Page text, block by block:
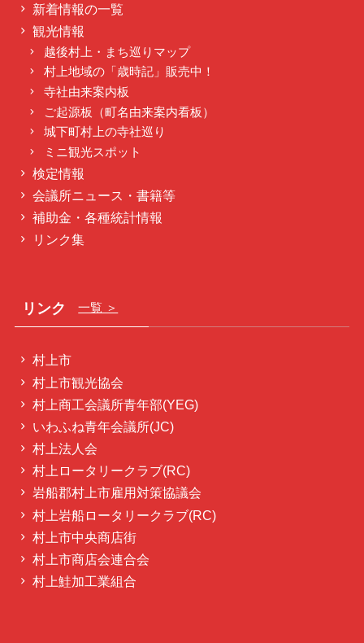
新着情報の一覧
観光情報
越後村上・まち巡りマップ
村上地域の「歳時記」販売中！
寺社由来案内板
ご起源板（町名由来案内看板）
城下町村上の寺社巡り
ミニ観光スポット
検定情報
会議所ニュース・書籍等
補助金・各種統計情報
リンク集
リンク
村上市
村上市観光協会
村上商工会議所青年部(YEG)
いわふね青年会議所(JC)
村上法人会
村上ロータリークラブ(RC)
岩船郡村上市雇用対策協議会
村上岩船ロータリークラブ(RC)
村上市中央商店街
村上市商店会連合会
村上鮭加工業組合
一覧 ＞